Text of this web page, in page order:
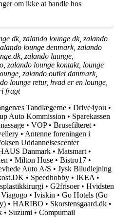
om ikke at handle hos
dk, zalando lounge dk, zalando
lounge denmark, zalando
zalando launge,
zalando lounge kontakt, lounge
zalando outlet danmark,
lounge retur, hvad er en lounge,
fragt
Tandlægerne • Drive4you •
Auto Kommission • Sparekassen
• VOP• Brusefilteret •
• Antenne foreningen i
Uddannelsescenter
Danmark • Matsmart •
• Milton Huse • Bistro17 •
Auto A/S • Jysk Biludlejning
• Speedhobby • IKEA •
• G2frisoer• Hvidsten
Viagogo • Iviskin • Go Hotels (Go
• HARIBO • Skorstensgaard.dk •
• Suzumi • Compumail